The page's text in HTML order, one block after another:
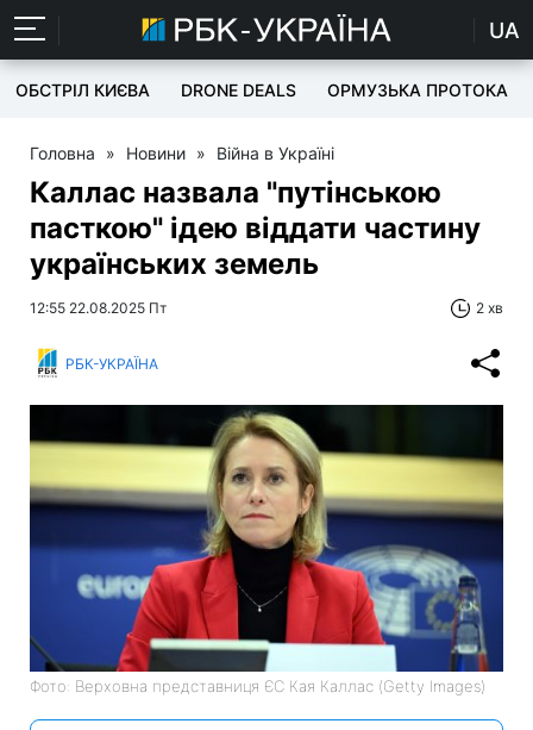
UA
ОБСТРІЛ КИЄВА DRONE DEALS ОРМУЗЬКА ПРОТОКА
Головна » Новини » Війна в Україні
Каллас назвала "путінською
пасткою" ідею віддати частину
українських земель
12:55 22.08.2025 Пт 2 хв
РБК-УКРАЇНА
Фото: Верховна представниця ЄС Кая Каллас (Getty Images)